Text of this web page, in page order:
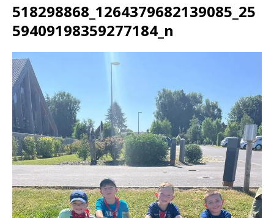
518298868_1264379682139085_25
59409198359277184_n